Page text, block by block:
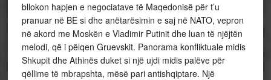
bllokon hapjen e negociatave të Maqedonisë për t’u
pranuar në BE si dhe anëtarësimin e saj në NATO, vepron
në akord me Moskën e Vladimir Putinit dhe luan të njëjtën
melodi, që i pëlqen Gruevskit. Panorama konfliktuale midis
Shkupit dhe Athinës duket si një ujdi midis palëve për
qëllime të mbrapshta, mësë pari antishqiptare. Një